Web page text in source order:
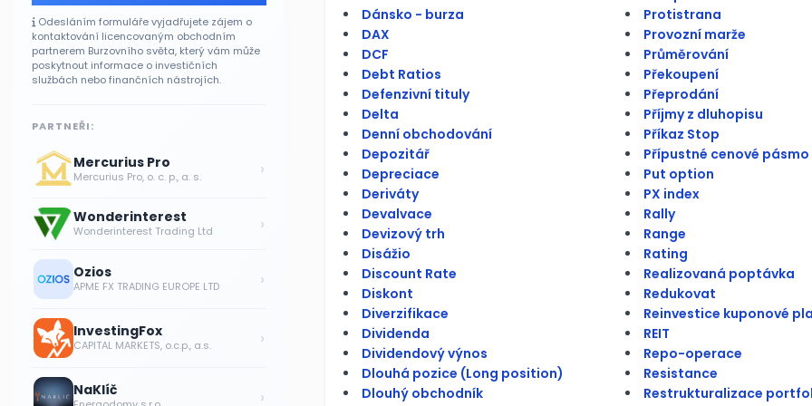
Odesláním formuláře vyjadřujete zájem o
kontaktování licencovaným obchodním
partnerem Burzovního světa, který vám může
poskytnout informace o investičních
službách nebo finančních nástrojích.
PARTNEŘI:
Mercurius Pro
Mercurius Pro, o. c. p., a. s. ›
Wonderinterest
Wonderinterest Trading Ltd ›
Ozios
APME FX TRADING EUROPE LTD ›
InvestingFox
CAPITAL MARKETS, o.c.p., a.s. ›
NaKlíč ›
Dánsko - burza
DAX
DCF
Debt Ratios
Defenzivní tituly
Delta
Denní obchodování
Depozitář
Depreciace
Deriváty
Devalvace
Devizový trh
Disážio
Discount Rate
Diskont
Diverzifikace
Dividenda
Dividendový výnos
Dlouhá pozice (Long position)
Dlouhý obchodník
Protistrana
Provozní marže
Průměrování
Překoupení
Přeprodání
Příjmy z dluhopisu
Příkaz Stop
Přípustné cenové pásmo
Put option
PX index
Rally
Range
Rating
Realizovaná poptávka
Redukovat
Reinvestice kuponové
REIT
Repo-operace
Resistance
Restrukturalizace